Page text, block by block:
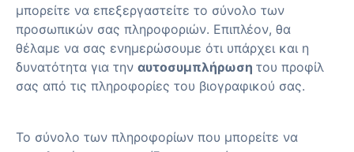
Contact
μπορείτε να επεξεργαστείτε το σύνολο των
προσωπικών σας πληροφοριών. Επιπλέον, θα
θέλαμε να σας ενημερώσουμε ότι υπάρχει και η
δυνατότητα για την αυτοσυμπλήρωση του προφίλ
σας από τις πληροφορίες του βιογραφικού σας.
Το σύνολο των πληροφορίων που μπορείτε να